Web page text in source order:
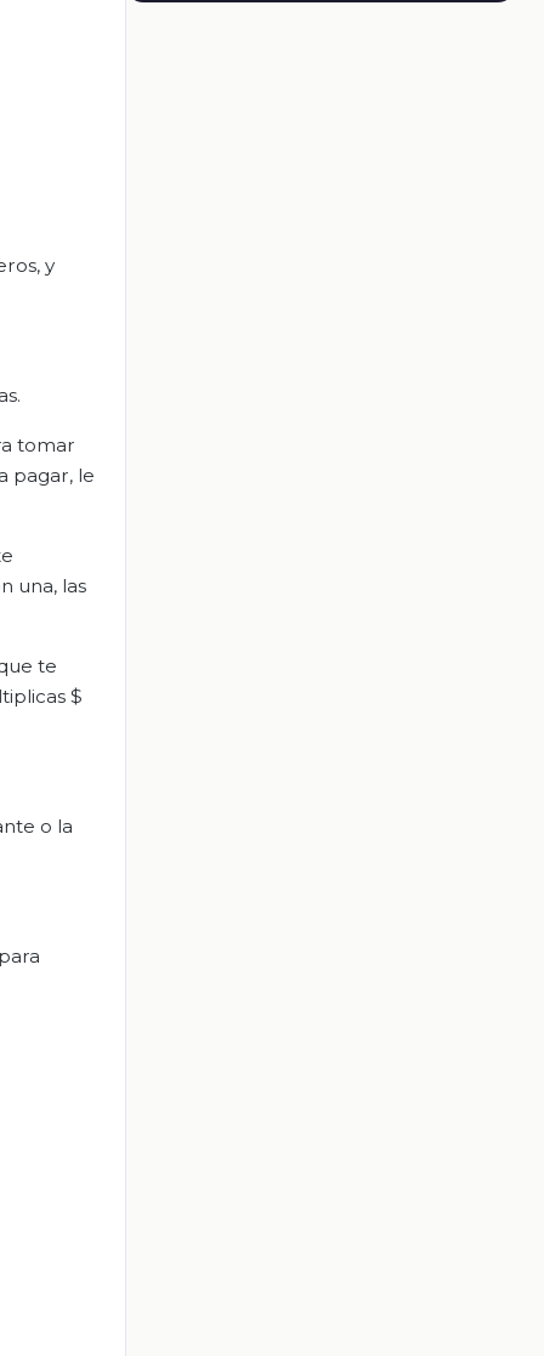
y
tomar
pagar, le
una, las
te
$
o la